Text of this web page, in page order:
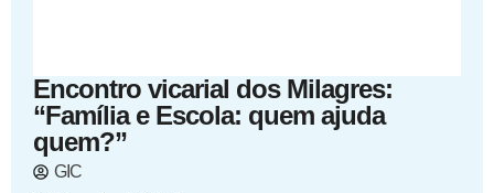
Encontro vicarial dos Milagres:
“Família e Escola: quem ajuda
quem?”
GIC